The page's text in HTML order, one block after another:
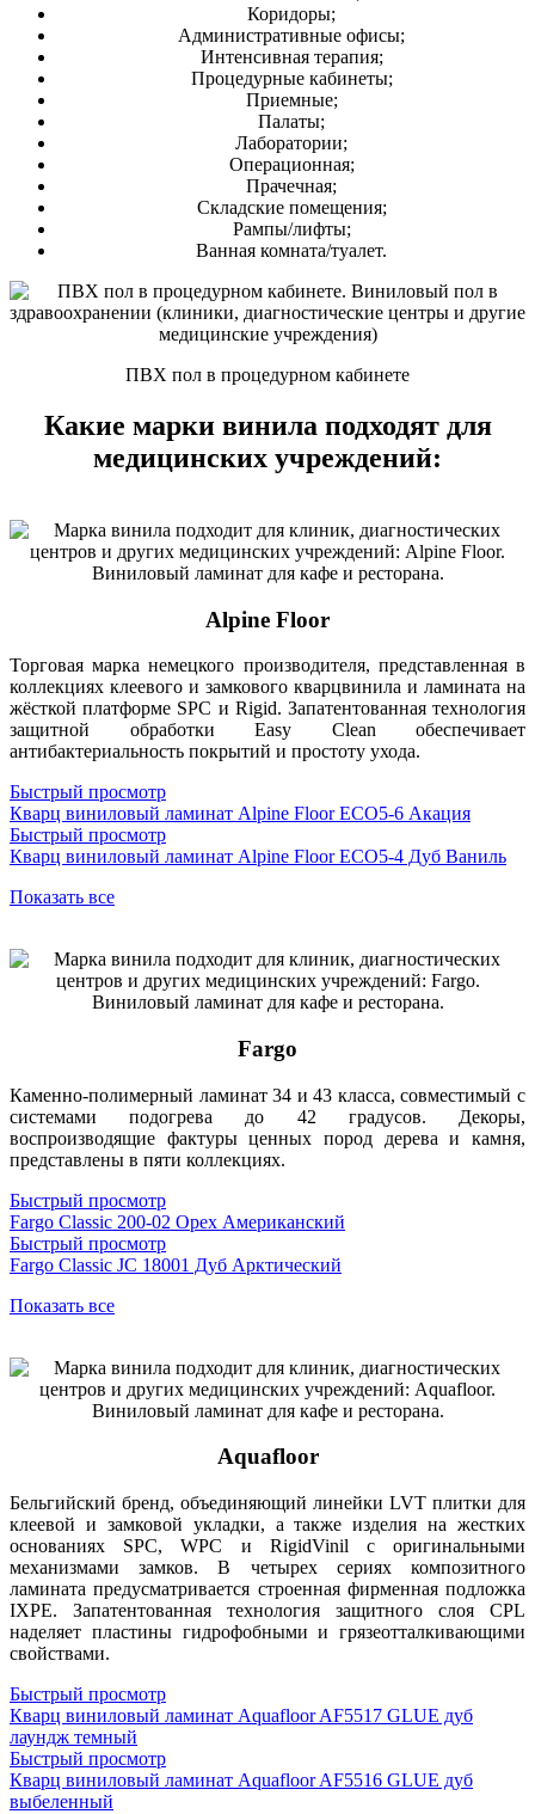
Коридоры;
Административные офисы;
Интенсивная терапия;
Процедурные кабинеты;
Приемные;
Палаты;
Лаборатории;
Операционная;
Прачечная;
Складские помещения;
Рампы/лифты;
Ванная комната/туалет.
ПВХ пол в процедурном кабинете
Какие марки винила подходят для
медицинских учреждений:
Alpine Floor
Торговая марка немецкого производителя, представленная в
коллекциях клеевого и замкового кварцвинила и ламината на
жёсткой платформе SPC и Rigid. Запатентованная технология
защитной обработки Easy Clean обеспечивает
антибактериальность покрытий и простоту ухода.
Быстрый просмотр
Кварц виниловый ламинат Alpine Floor ЕСО5-6 Акация
Быстрый просмотр
Кварц виниловый ламинат Alpine Floor ЕСО5-4 Дуб Ваниль
Показать все
Fargo
Каменно-полимерный ламинат 34 и 43 класса, совместимый с
системами подогрева до 42 градусов. Декоры,
воспроизводящие фактуры ценных пород дерева и камня,
представлены в пяти коллекциях.
Быстрый просмотр
Fargo Classic 200-02 Орех Американский
Быстрый просмотр
Fargo Classic JC 18001 Дуб Арктический
Показать все
Aquafloor
Бельгийский бренд, объединяющий линейки LVT плитки для
клеевой и замковой укладки, а также изделия на жестких
основаниях SPC, WPC и RigidVinil с оригинальными
механизмами замков. В четырех сериях композитного
ламината предусматривается строенная фирменная подложка
IXPE. Запатентованная технология защитного слоя CPL
наделяет пластины гидрофобными и грязеотталкивающими
свойствами.
Быстрый просмотр
Кварц виниловый ламинат Aquafloor AF5517 GLUE дуб
лаундж темный
Быстрый просмотр
Кварц виниловый ламинат Aquafloor AF5516 GLUE дуб
выбеленный